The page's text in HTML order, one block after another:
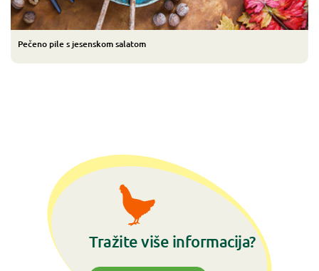
Pečeno pile s jesenskom salatom
Tražite više informacija?